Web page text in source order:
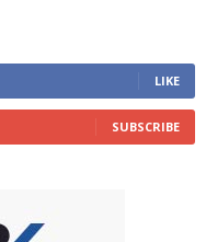
LIKE
SUBSCRIBE